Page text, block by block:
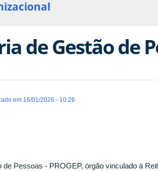
de Gestão de
em 16/01/2026 - 10:26
de Pessoas - PROGEP, órgão vinculado à